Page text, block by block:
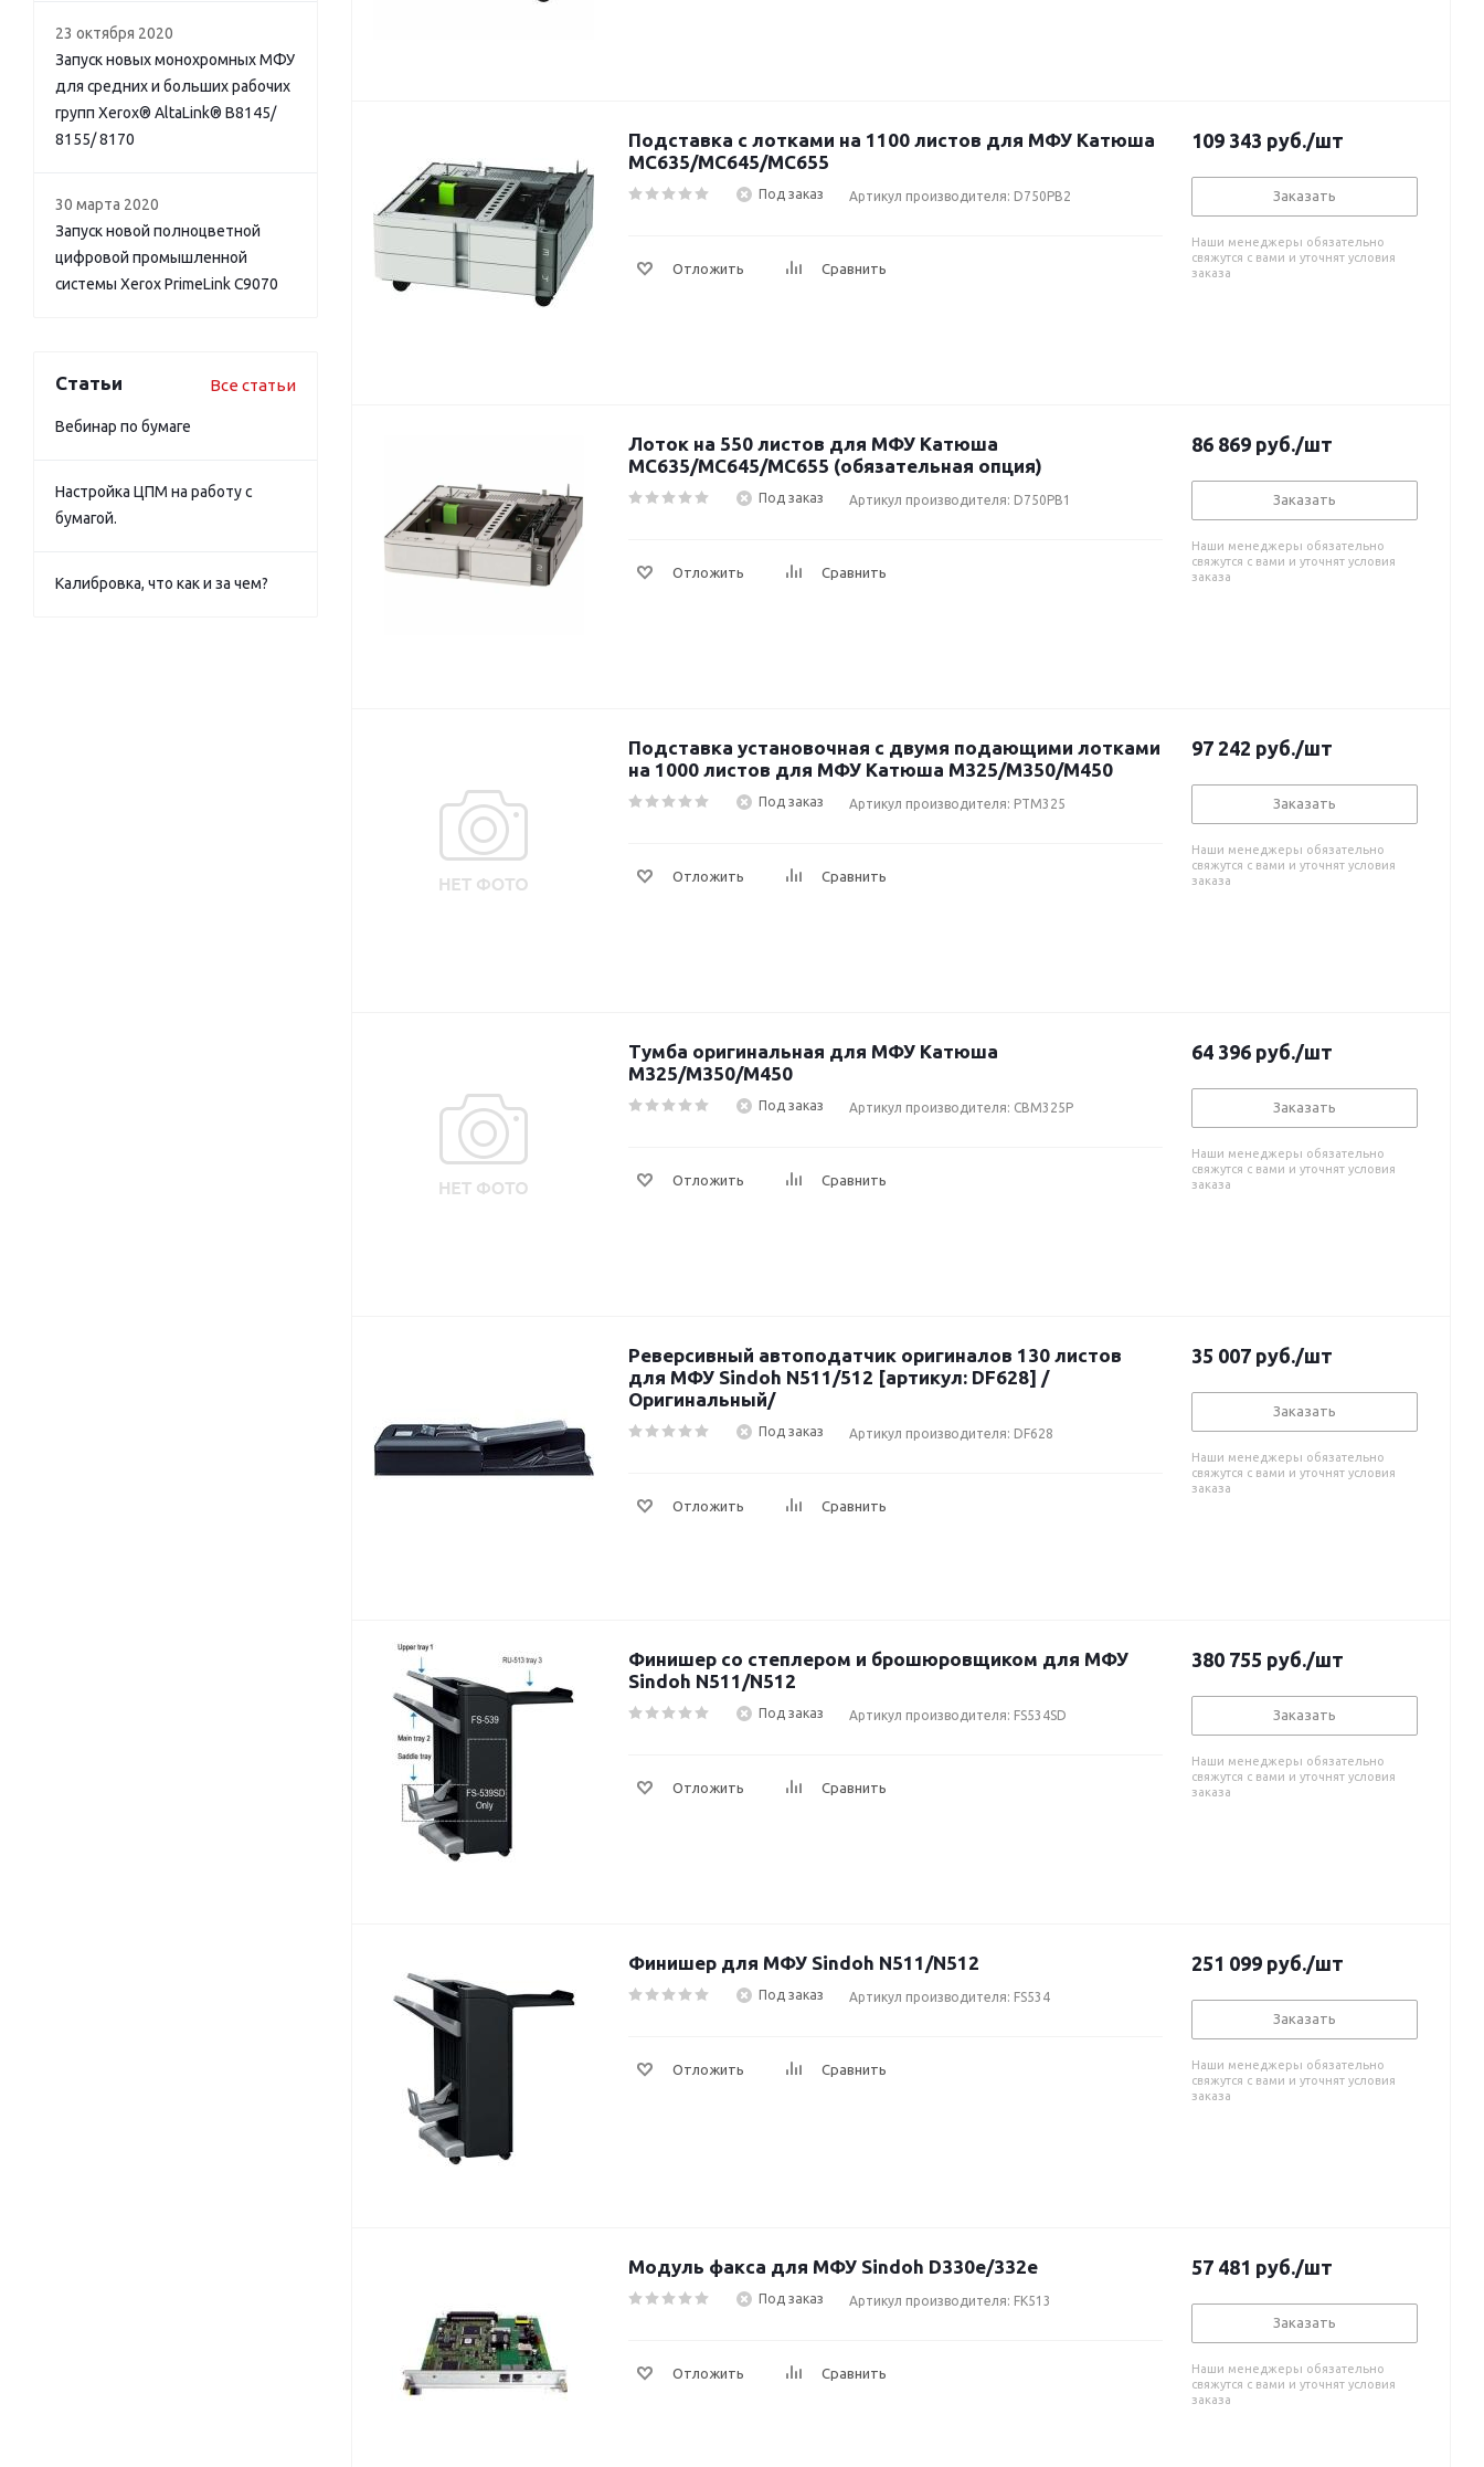
Подставка с лотками на 1100 листов для МФУ Катюша
MC635/MC645/MC655
Под заказ Артикул производителя: D750PB2
Отложить Сравнить
109 343 руб./шт
Заказать
Наши менеджеры обязательно
свяжутся с вами и уточнят условия
заказа
Лоток на 550 листов для МФУ Катюша
MC635/MC645/MC655 (обязательная опция)
Под заказ Артикул производителя: D750PB1
Отложить Сравнить
86 869 руб./шт
Заказать
Наши менеджеры обязательно
свяжутся с вами и уточнят условия
заказа
Подставка установочная с двумя подающими лотками
на 1000 листов для МФУ Катюша M325/M350/M450
Под заказ Артикул производителя: PTM325
Отложить Сравнить
97 242 руб./шт
Заказать
Наши менеджеры обязательно
свяжутся с вами и уточнят условия
заказа
Тумба оригинальная для МФУ Катюша
M325/M350/M450
Под заказ Артикул производителя: CBM325P
Отложить Сравнить
64 396 руб./шт
Заказать
Наши менеджеры обязательно
свяжутся с вами и уточнят условия
заказа
Реверсивный автоподатчик оригиналов 130 листов
для МФУ Sindoh N511/512 [артикул: DF628] /
Оригинальный/
Под заказ Артикул производителя: DF628
Отложить Сравнить
35 007 руб./шт
Заказать
Наши менеджеры обязательно
свяжутся с вами и уточнят условия
заказа
Финишер со степлером и брошюровщиком для МФУ
Sindoh N511/N512
Под заказ Артикул производителя: FS534SD
Отложить Сравнить
380 755 руб./шт
Заказать
Наши менеджеры обязательно
свяжутся с вами и уточнят условия
заказа
Финишер для МФУ Sindoh N511/N512
Под заказ Артикул производителя: FS534
Отложить Сравнить
251 099 руб./шт
Заказать
Наши менеджеры обязательно
свяжутся с вами и уточнят условия
заказа
Модуль факса для МФУ Sindoh D330e/332e
Под заказ Артикул производителя: FK513
Отложить Сравнить
57 481 руб./шт
Заказать
Наши менеджеры обязательно
свяжутся с вами и уточнят условия
заказа
23 октября 2020
Запуск новых монохромных МФУ
для средних и больших рабочих
групп Xerox® AltaLink® B8145/
8155/ 8170
30 марта 2020
Запуск новой полноцветной
цифровой промышленной
системы Xerox PrimeLink C9070
Статьи Все статьи
Вебинар по бумаге
Настройка ЦПМ на работу с
бумагой.
Калибровка, что как и за чем?